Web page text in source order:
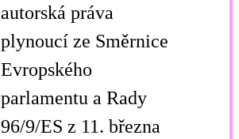
autorská práva
plynoucí ze Směrnice
Evropského
parlamentu a Rady
96/9/ES z 11. března